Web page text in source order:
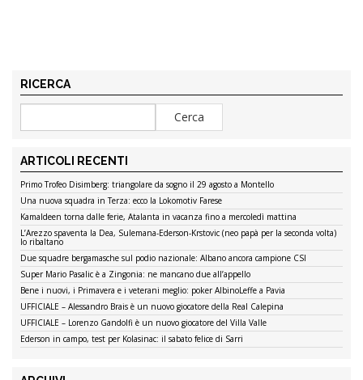
RICERCA
ARTICOLI RECENTI
Primo Trofeo Disimberg: triangolare da sogno il 29 agosto a Montello
Una nuova squadra in Terza: ecco la Lokomotiv Farese
Kamaldeen torna dalle ferie, Atalanta in vacanza fino a mercoledì mattina
L’Arezzo spaventa la Dea, Sulemana-Ederson-Krstovic (neo papà per la seconda volta)
lo ribaltano
Due squadre bergamasche sul podio nazionale: Albano ancora campione CSI
Super Mario Pasalic è a Zingonia: ne mancano due all’appello
Bene i nuovi, i Primavera e i veterani meglio: poker AlbinoLeffe a Pavia
UFFICIALE – Alessandro Brais è un nuovo giocatore della Real Calepina
UFFICIALE – Lorenzo Gandolfi è un nuovo giocatore del Villa Valle
Ederson in campo, test per Kolasinac: il sabato felice di Sarri